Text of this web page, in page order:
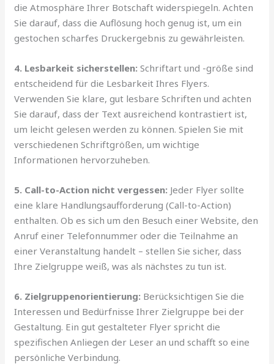
die Atmosphäre Ihrer Botschaft widerspiegeln. Achten
Sie darauf, dass die Auflösung hoch genug ist, um ein
gestochen scharfes Druckergebnis zu gewährleisten.
4. Lesbarkeit sicherstellen: Schriftart und -größe sind
entscheidend für die Lesbarkeit Ihres Flyers.
Verwenden Sie klare, gut lesbare Schriften und achten
Sie darauf, dass der Text ausreichend kontrastiert ist,
um leicht gelesen werden zu können. Spielen Sie mit
verschiedenen Schriftgrößen, um wichtige
Informationen hervorzuheben.
5. Call-to-Action nicht vergessen: Jeder Flyer sollte
eine klare Handlungsaufforderung (Call-to-Action)
enthalten. Ob es sich um den Besuch einer Website, den
Anruf einer Telefonnummer oder die Teilnahme an
einer Veranstaltung handelt – stellen Sie sicher, dass
Ihre Zielgruppe weiß, was als nächstes zu tun ist.
6. Zielgruppenorientierung: Berücksichtigen Sie die
Interessen und Bedürfnisse Ihrer Zielgruppe bei der
Gestaltung. Ein gut gestalteter Flyer spricht die
spezifischen Anliegen der Leser an und schafft so eine
persönliche Verbindung.